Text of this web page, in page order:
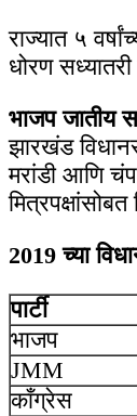
राज्यात ५
धोरण
भाजप जातीय
झारखंड
मरांडी आणि
2019 च्या
पार्टी
भाजप
JMM
काँग्रेस